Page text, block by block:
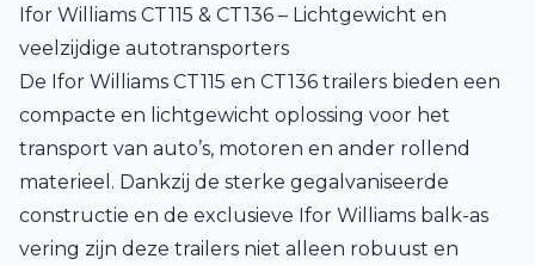
Ifor Williams CT115 & CT136 – Lichtgewicht en
veelzijdige autotransporters
De Ifor Williams CT115 en CT136 trailers bieden een
compacte en lichtgewicht oplossing voor het
transport van auto’s, motoren en ander rollend
materieel. Dankzij de sterke gegalvaniseerde
constructie en de exclusieve Ifor Williams balk-as
vering zijn deze trailers niet alleen robuust en